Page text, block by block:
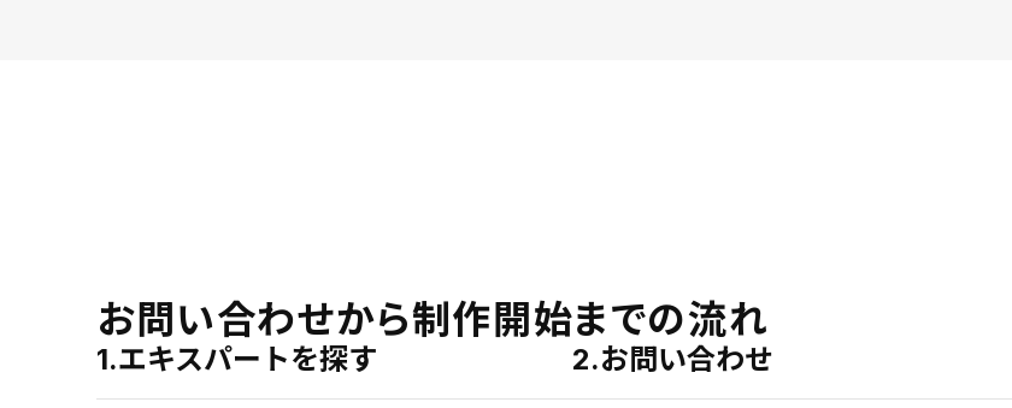
お問い合わせから制作開始までの流れ
1.エキスパートを探す 2.お問い合わせ